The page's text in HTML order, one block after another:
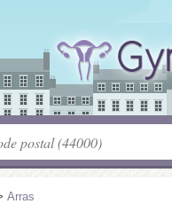
Arras